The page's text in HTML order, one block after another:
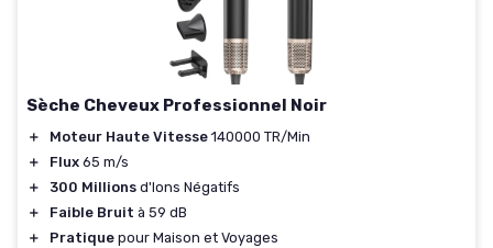
Sèche Cheveux Professionnel Noir
＋ Moteur Haute Vitesse 140000 TR/Min
＋
Flux 65 m/s
＋
300 Millions d'Ions Négatifs
＋
Faible Bruit à 59 dB
＋
Pratique pour Maison et Voyages